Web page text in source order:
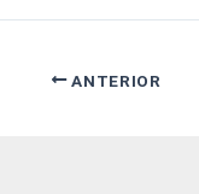
ANTERIOR